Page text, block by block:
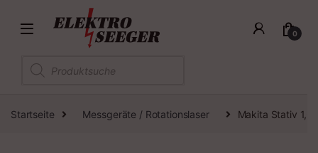
0
Products search
Startseite Messgeräte / Rotationslaser Makita Stativ